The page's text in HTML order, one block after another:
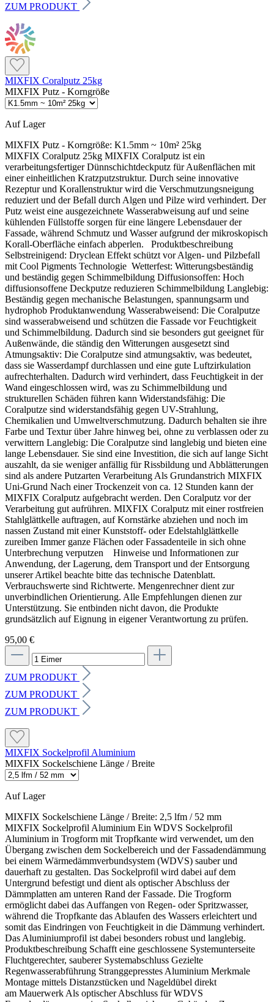
ZUM PRODUKT
MIXFIX Coralputz 25kg
MIXFIX Putz - Korngröße
Auf Lager
MIXFIX Putz - Korngröße: K1.5mm ~ 10m² 25kg
MIXFIX Coralputz 25kg MIXFIX Coralputz ist ein
verarbeitungsfertiger Dünnschichtdeckputz für Außenflächen mit
einer einheitlichen Kratzputzstruktur. Durch seine innovative
Rezeptur und Korallenstruktur wird die Verschmutzungsneigung
reduziert und der Befall durch Algen und Pilze wird verhindert. Der
Putz weist eine ausgezeichnete Wasserabweisung auf und seine
kühlenden Füllstoffe sorgen für eine längere Lebensdauer der
Fassade, während Schmutz und Wasser aufgrund der mikroskopisch
Korall-Oberfläche einfach abperlen. Produktbeschreibung
Selbstreinigend: Dryclean Effekt schützt vor Algen- und Pilzbefall
mit Cool Pigments Technologie Wetterfest: Witterungsbeständig
und beständig gegen Schimmelbildung Diffusionsoffen: Hoch
diffusionsoffene Deckputze reduzieren Schimmelbildung Langlebig:
Beständig gegen mechanische Belastungen, spannungsarm und
hydrophob Produktanwendung Wasserabweisend: Die Coralputze
sind wasserabweisend und schützen die Fassade vor Feuchtigkeit
und Schimmelbildung. Dadurch sind sie besonders gut geeignet für
Außenwände, die ständig den Witterungen ausgesetzt sind
Atmungsaktiv: Die Coralputze sind atmungsaktiv, was bedeutet,
dass sie Wasserdampf durchlassen und eine gute Luftzirkulation
aufrechterhalten. Dadurch wird verhindert, dass Feuchtigkeit in der
Wand eingeschlossen wird, was zu Schimmelbildung und
strukturellen Schäden führen kann Widerstandsfähig: Die
Coralputze sind widerstandsfähig gegen UV-Strahlung,
Chemikalien und Umweltverschmutzung. Dadurch behalten sie ihre
Farbe und Textur über Jahre hinweg bei, ohne zu verblassen oder zu
verwittern Langlebig: Die Coralputze sind langlebig und bieten eine
lange Lebensdauer. Sie sind eine Investition, die sich auf lange Sicht
auszahlt, da sie weniger anfällig für Rissbildung und Abblätterungen
sind als andere Putzarten Verarbeitung Als Grundanstrich MIXFIX
Uni-Grund Nach einer Trockenzeit von ca. 12 Stunden kann der
MIXFIX Coralputz aufgebracht werden. Den Coralputz vor der
Verarbeitung gut aufrühren. MIXFIX Coralputz mit einer rostfreien
Stahlglättkelle auftragen, auf Kornstärke abziehen und noch im
nassen Zustand mit einer Kunststoff- oder Edelstahlglättkelle
zureiben Immer ganze Flächen oder Fassadenteile in sich ohne
Unterbrechung verputzen Hinweise und Informationen zur
Anwendung, der Lagerung, dem Transport und der Entsorgung
unserer Artikel beachte bitte das technische Datenblatt.
Verbrauchswerte sind Richtwerte. Mengenrechner dient zur
unverbindlichen Orientierung. Alle Empfehlungen dienen zur
Unterstützung. Sie entbinden nicht davon, die Produkte
grundsätzlich auf Eignung in eigener Verantwortung zu prüfen.
95,00 €
ZUM PRODUKT
ZUM PRODUKT
ZUM PRODUKT
MIXFIX Sockelprofil Aluminium
MIXFIX Sockelschiene Länge / Breite
Auf Lager
MIXFIX Sockelschiene Länge / Breite: 2,5 lfm / 52 mm
MIXFIX Sockelprofil Aluminium Ein WDVS Sockelprofil
Aluminium in Trogform mit Tropfkante wird verwendet, um den
Übergang zwischen dem Sockelbereich und der Fassadendämmung
bei einem Wärmedämmverbundsystem (WDVS) sauber und
dauerhaft zu gestalten. Das Sockelprofil wird dabei auf dem
Untergrund befestigt und dient als optischer Abschluss der
Dämmplatten am unteren Rand der Fassade. Die Trogform
ermöglicht dabei das Auffangen von Regen- oder Spritzwasser,
während die Tropfkante das Ablaufen des Wassers erleichtert und
somit das Eindringen von Feuchtigkeit in die Dämmung verhindert.
Das Aluminiumprofil ist dabei besonders robust und langlebig.
Produktbeschreibung Schafft eine geschlossene Systemunterseite
Fluchtgerechter, sauberer Systemabschluss Gezielte
Regenwasserabführung Stranggepresstes Aluminium Merkmale
Montage mittels Distanzstücken und Nageldübel direkt
am Mauerwerk Als optischer Abschluss für WDVS